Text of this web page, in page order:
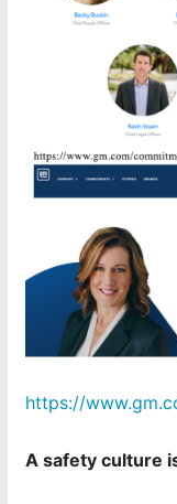
https://
A safety culture